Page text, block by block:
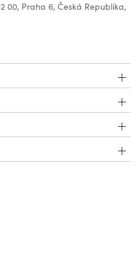
00, Praha 6, Česká Republika,